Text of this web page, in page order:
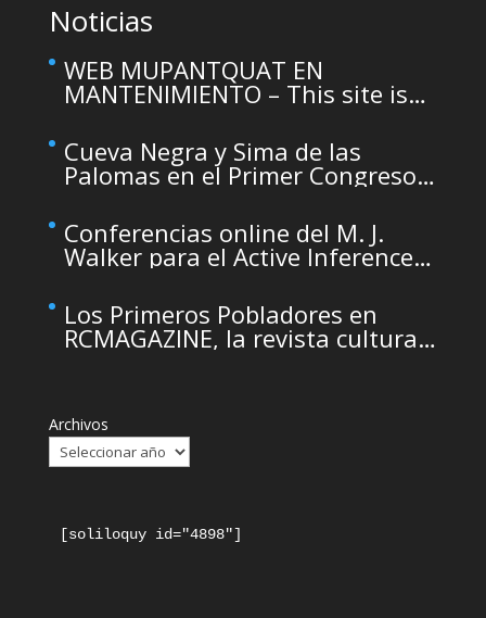
Noticias
WEB MUPANTQUAT EN
MANTENIMIENTO – This site is
maintenance
Cueva Negra y Sima de las
Palomas en el Primer Congreso
Murcia organizado por el CDL
Conferencias online del M. J.
Walker para el Active Inference
Los Primeros Pobladores en
RCMAGAZINE, la revista cultural
Archivos
[soliloquy id="4898"]